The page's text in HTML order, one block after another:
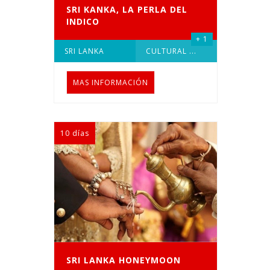
SRI KANKA, LA PERLA DEL
INDICO
SRI LANKA CULTURAL ...
+ 1
MAS INFORMACIÓN
10 días
SRI LANKA HONEYMOON